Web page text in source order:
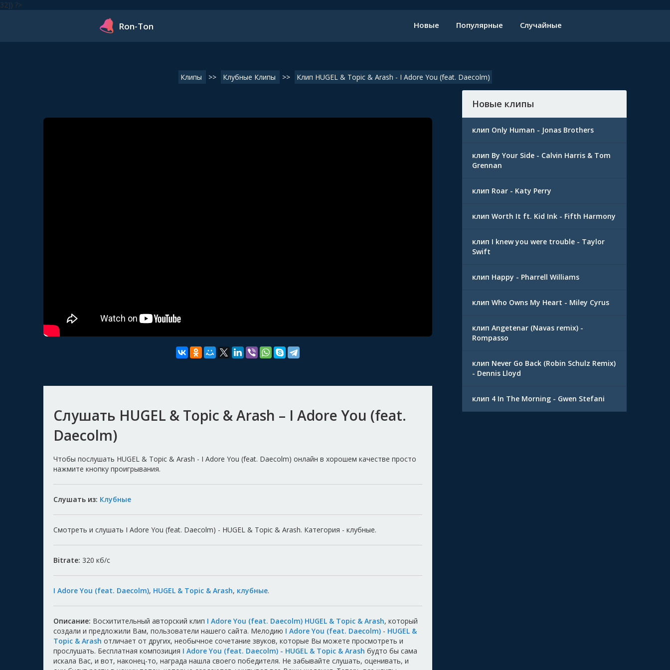
32]) ?>
Ron-Ton Новые Популярные Случайные
Клипы >> Клубные Клипы >> Клип HUGEL & Topic & Arash - I Adore You (feat. Daecolm)
Слушать HUGEL & Topic & Arash – I Adore You (feat.
Daecolm)
Чтобы послушать HUGEL & Topic & Arash - I Adore You (feat. Daecolm) онлайн в хорошем качестве просто
нажмите кнопку проигрывания.
Слушать из: Клубные
Смотреть и слушать I Adore You (feat. Daecolm) - HUGEL & Topic & Arash. Категория - клубные.
Bitrate: 320 кб/с
I Adore You (feat. Daecolm), HUGEL & Topic & Arash, клубные.
Описание: Восхитительный авторский клип I Adore You (feat. Daecolm) HUGEL & Topic & Arash, который
создали и предложили Вам, пользователи нашего сайта. Мелодию I Adore You (feat. Daecolm) - HUGEL &
Topic & Arash отличает от других, необычное сочетание звуков, которые Вы можете просмотреть и
прослушать. Бесплатная композиция I Adore You (feat. Daecolm) - HUGEL & Topic & Arash будто бы сама
искала Вас, и вот, наконец-то, награда нашла своего победителя. Не забывайте слушать, оценивать, и
Новые клипы
клип Only Human - Jonas Brothers
клип By Your Side - Calvin Harris & Tom
Grennan
клип Roar - Katy Perry
клип Worth It ft. Kid Ink - Fifth Harmony
клип I knew you were trouble - Taylor
Swift
клип Happy - Pharrell Williams
клип Who Owns My Heart - Miley Cyrus
клип Angetenar (Navas remix) -
Rompasso
клип Never Go Back (Robin Schulz Remix)
- Dennis Lloyd
клип 4 In The Morning - Gwen Stefani